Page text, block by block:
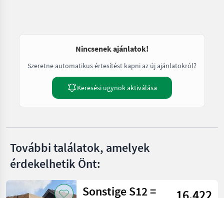
Nincsenek ajánlatok!
Szeretne automatikus értesítést kapni az új ajánlatokról?
Keresési ügynök aktiválása
További találatok, amelyek
érdekelhetik Önt:
Sonstige S12 =